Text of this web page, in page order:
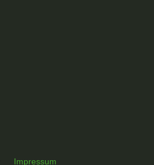
Impressum